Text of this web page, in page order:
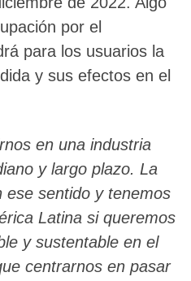
por el
para los usuarios la
y sus efectos en el
en una industria
y largo plazo. La
ese sentido y tenemos
Latina si queremos
y sustentable en el
centrarnos en pasar